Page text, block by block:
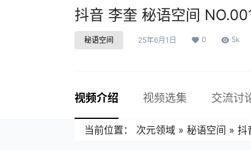
抖音 李奎 秘语空间
秘语空间 25年6月1日 0 5k
视频介绍 视频选集 交流讨
当前位置： 次元领域 » 秘语空间 » 抖